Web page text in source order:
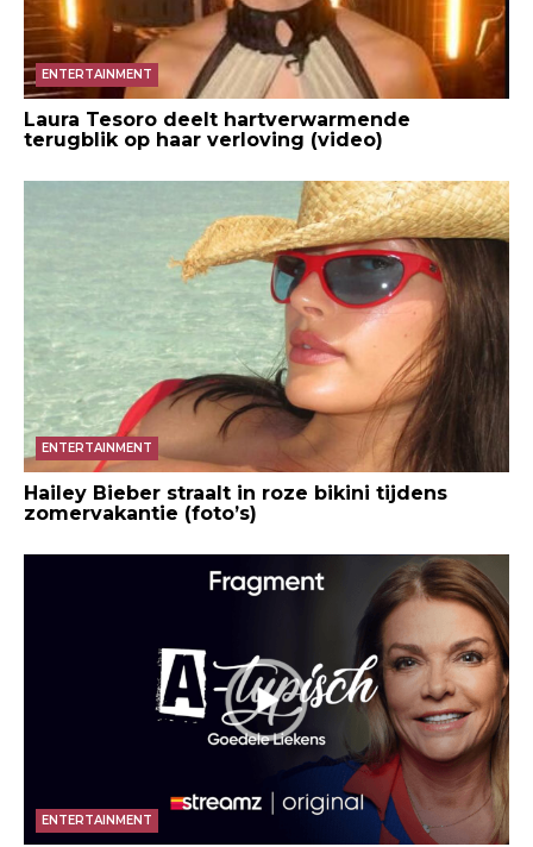
ENTERTAINMENT
Laura Tesoro deelt hartverwarmende
terugblik op haar verloving (video)
ENTERTAINMENT
Hailey Bieber straalt in roze bikini tijdens
zomervakantie (foto’s)
ENTERTAINMENT